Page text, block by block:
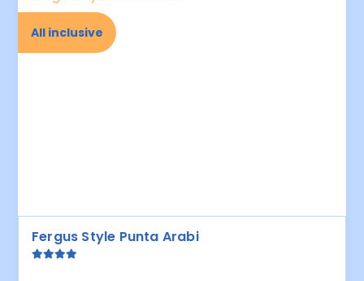
All inclusive
Fergus Style Punta Arabi